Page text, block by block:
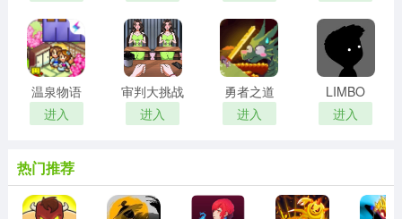
温泉物语
进入
审判大挑战
进入
勇者之道
进入
LIMBO
进入
热门推荐